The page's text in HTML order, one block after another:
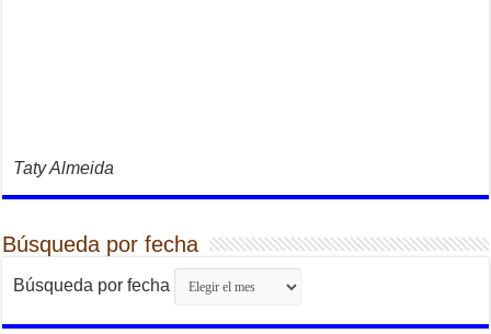
Taty Almeida
Búsqueda por fecha
Búsqueda por fecha